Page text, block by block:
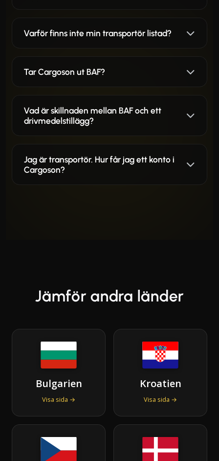
Varför finns inte min transportör listad?
Tar Cargoson ut BAF?
Vad är skillnaden mellan BAF och ett
drivmedelstillägg?
Jag är transportör. Hur får jag ett konto i
Cargoson?
Jämför andra länder
Bulgarien
Visa sida →
Kroatien
Visa sida →